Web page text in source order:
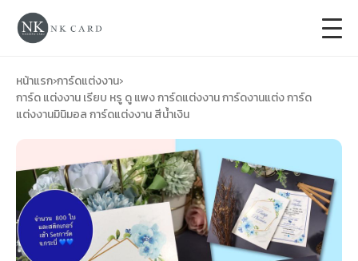
การ์ดแต่งงาน
ของชำร่วยงานแต่ง
ของรับไหว้
ป้ายของชำร่วยงานแต่ง +
การ์ดงานบวช
หน้าแรก›การ์ดแต่งงาน›
การ์ด แต่งงาน เรียบ หรู ดู แพง การ์ดแต่งงาน การ์ดงานแต่ง การ์ด
แต่งงานมินิมอล การ์ดแต่งงาน สีน้ำเงิน